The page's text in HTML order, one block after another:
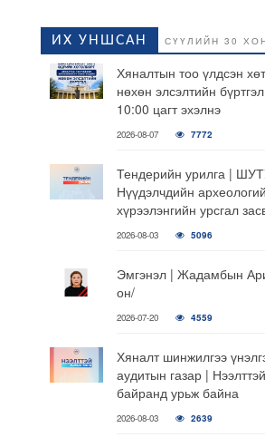
ИХ УНШСАН СҮҮЛИЙН 30
Хяналтын тоо үлдсэн
нөхөн элсэлтийн
10:00 цагт эхэлнэ
2026-08-07 7772
Тендерийн урилга |
Нүүдэлчдийн
хүрээлэнгийн урсгал
2026-08-03 5096
Эмгэнэл | Жадамбын
он/
2026-07-20 4559
Хяналт шинжилгээ
аудитын газар |
байранд урьж байна
2026-08-03 2639